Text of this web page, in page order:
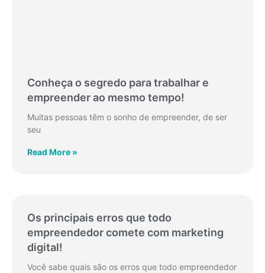
Conheça o segredo para trabalhar e
empreender ao mesmo tempo!
Muitas pessoas têm o sonho de empreender, de ser
seu
Read More »
Os principais erros que todo
empreendedor comete com marketing
digital!
Você sabe quais são os erros que todo empreendedor